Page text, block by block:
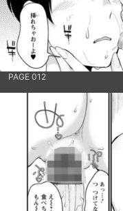
PAGE 012